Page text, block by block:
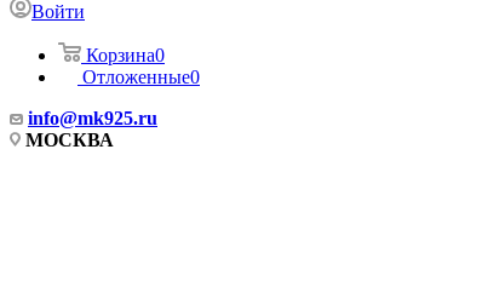
Войти
Корзина0
Отложенные0
info@mk925.ru
МОСКВА